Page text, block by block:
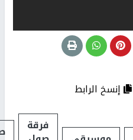
إنسخ الرابط
فرقة